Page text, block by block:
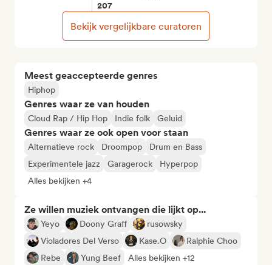
Meest geaccepteerde genres
Hiphop
Genres waar ze van houden
Cloud Rap / Hip Hop Indie folk Geluid
Genres waar ze ook open voor staan
Alternatieve rock Droompop
Drum en Bass
Experimentele jazz
Garagerock
Hyperpop
Alles bekijken +4
Ze willen muziek ontvangen die lijkt op...
Yeyo Doony Graff
rusowsky
Violadores Del Verso
Kase.O
Ralphie Choo
Rebe
Yung Beef Alles bekijken +12
207
Bekijk vergelijkbare curatoren